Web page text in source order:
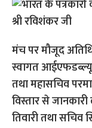
मंच पर मौजूद
स्वागत आईएफडब्ल्यूजे
तथा महासचिव
विस्तार से
तिवारी तथा सचिव